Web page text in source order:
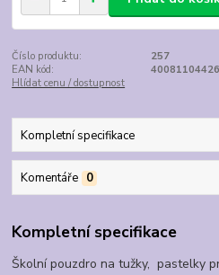
Číslo produktu:
257
EAN kód:
Hlídat cenu / dostupnost
Kompletní specifikace
Komentáře 0
Kompletní specifikace
Školní pouzdro na tužky, pastelky